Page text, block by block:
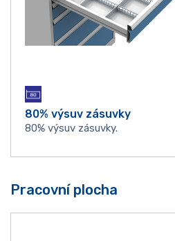
80% výsuv zásuvky
80% výsuv zásuvky.
Pracovní plocha